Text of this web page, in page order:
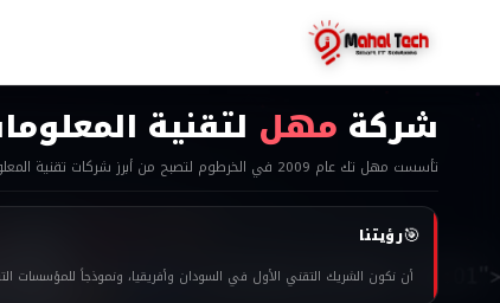
شركة مهل لتقنية
تأسست مهل تك عام 2009 في الخرطوم لتصبح من أبرز شركات تقنية المعلومات في السودان. نجمع بين الخبرة التقنية العالمية والفهم العميق للسوق المحلي لتقديم حلول ذكاء اصطناعي وأنظمة تقنية متكاملة تحدث فارقاً حقيقياً لعملائنا.
🎯رؤيتنا
أن نكون الشريك التقني الأول في السودان وأفريقيا، ونموذجاً للمؤسسات